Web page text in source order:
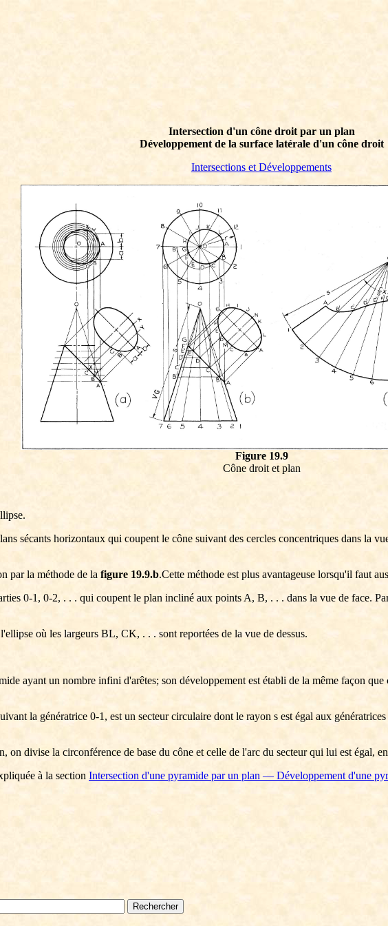
Intersection d'un cône droit par un plan
Développement de la surface latérale d'un cône droit
Intersections et Développements
Figure 19.9
Cône droit et plan
sécants horizontaux qui coupent le cône suivant des cercles concentriques dans la
par la méthode de la figure 19.9.b.Cette méthode est plus avantageuse lorsqu'il faut
0-1, 0-2, . . . qui coupent le plan incliné aux points A, B, . . . dans la vue de face.
où les largeurs BL, CK, . . . sont reportées de la vue de dessus.
ayant un nombre infini d'arêtes; son développement est établi de la même façon
la génératrice 0-1, est un secteur circulaire dont le rayon s est égal aux
on divise la circonférence de base du cône et celle de l'arc du secteur qui lui est égal,
à la section Intersection d'une pyramide par un plan — Développement d'une